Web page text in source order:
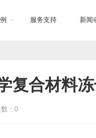
服务支持 新闻
复合材料
： 0